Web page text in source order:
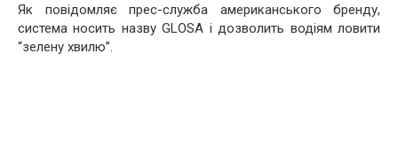
Як повідомляє прес-служба американського бренду,
система носить назву GLOSA і дозволить водіям ловити
“зелену хвилю”.